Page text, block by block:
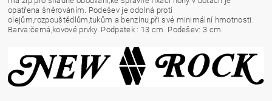
opatřena šněrováním. Podešev je odolná proti
olejům,rozpouštědlům,tukům a benzínu,při své minimální hmotnosti.
Barva:černá,kovové prvky. Podpatek : 13 cm. Podešev: 3 cm.